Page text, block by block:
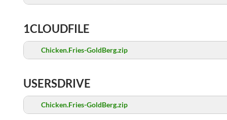
1CLOUDFILE
Chicken.Fries-GoldBerg.zip
USERSDRIVE
Chicken.Fries-GoldBerg.zip